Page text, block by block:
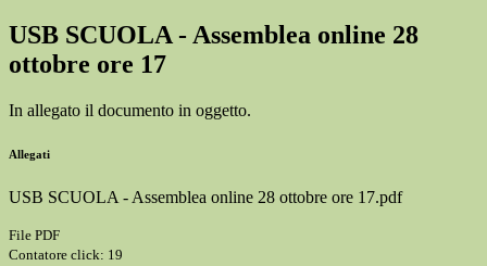
USB SCUOLA - Assemblea online 28
ottobre ore 17
In allegato il documento in oggetto.
Allegati
USB SCUOLA - Assemblea online 28 ottobre ore 17.pdf
File PDF
Contatore click: 19